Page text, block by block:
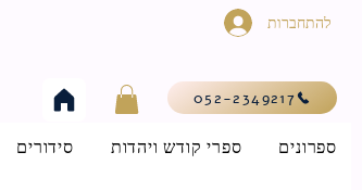
להתחברות
052-2349217
סידורים ספרי קודש ויהדות ספרונים